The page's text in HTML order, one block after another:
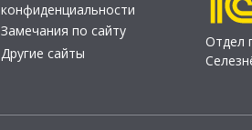
конфиденциальности
Замечания по сайту
Другие сайты
Отдел